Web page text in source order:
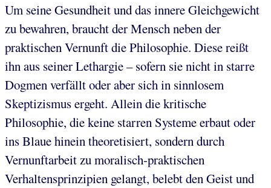
Um seine Gesundheit und das innere Gleichgewicht
zu bewahren, braucht der Mensch neben der
praktischen Vernunft die Philosophie. Diese reißt
ihn aus seiner Lethargie – sofern sie nicht in starre
Dogmen verfällt oder aber sich in sinnlosem
Skeptizismus ergeht. Allein die kritische
Philosophie, die keine starren Systeme erbaut oder
ins Blaue hinein theoretisiert, sondern durch
Vernunftarbeit zu moralisch-praktischen
Verhaltensprinzipien gelangt, belebt den Geist und